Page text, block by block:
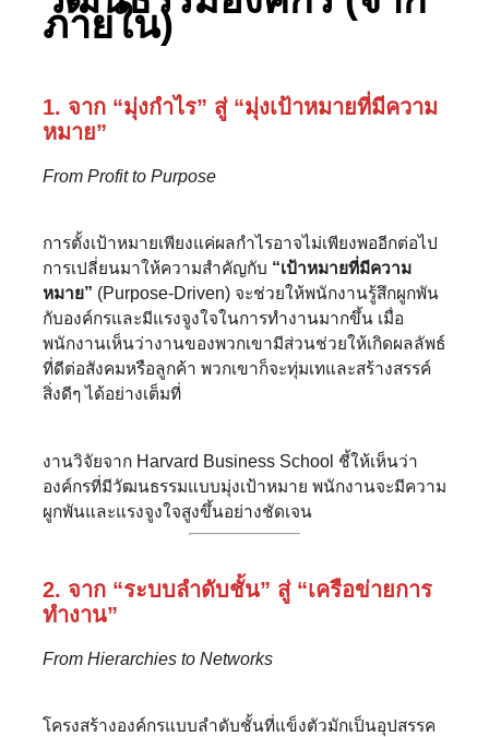
ภายใน)
1. จาก “มุ่งกำไร” สู่ “มุ่งเป้าหมายที่มีความ
หมาย”
From Profit to Purpose
การตั้งเป้าหมายเพียงแค่ผลกำไรอาจไม่เพียงพออีกต่อไป
การเปลี่ยนมาให้ความสำคัญกับ “เป้าหมายที่มีความ
หมาย” (Purpose-Driven) จะช่วยให้พนักงานรู้สึกผูกพัน
กับองค์กรและมีแรงจูงใจในการทำงานมากขึ้น เมื่อ
พนักงานเห็นว่างานของพวกเขามีส่วนช่วยให้เกิดผลลัพธ์
ที่ดีต่อสังคมหรือลูกค้า พวกเขาก็จะทุ่มเทและสร้างสรรค์
สิ่งดีๆ ได้อย่างเต็มที่
งานวิจัยจาก Harvard Business School ชี้ให้เห็นว่า
องค์กรที่มีวัฒนธรรมแบบมุ่งเป้าหมาย พนักงานจะมีความ
ผูกพันและแรงจูงใจสูงขึ้นอย่างชัดเจน
2. จาก “ระบบลำดับชั้น” สู่ “เครือข่ายการ
ทำงาน”
From Hierarchies to Networks
โครงสร้างองค์กรแบบลำดับชั้นที่แข็งตัวมักเป็นอุปสรรค